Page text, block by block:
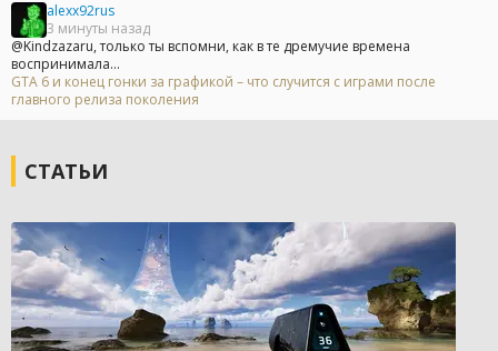
alexx92rus
3 минуты назад
@Kindzazaru, только ты вспомни, как в те дремучие времена
воспринимала...
GTA 6 и конец гонки за графикой – что случится с играми после
главного релиза поколения
СТАТЬИ